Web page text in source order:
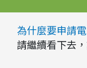
為什麼要申請
請繼續看下去